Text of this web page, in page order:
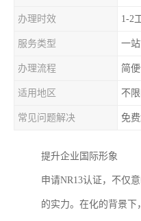
办理时效 1-2
服务类型 一
办理流程 简
适用地区 不
常见问题解决 免
提升企业国际形象
申请NR13认证，不仅
的实力。在化的背景下